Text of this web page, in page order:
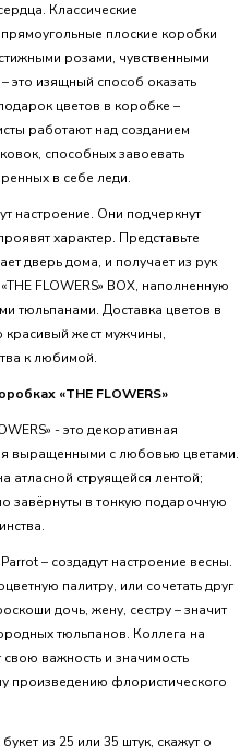
Классические
плоские коробки
розами, чувственными
это изящный способ оказать
цветов в коробке –
работают над созданием
способных завоевать
в себе леди.
настроение. Они подчеркнут
характер. Представьте
дверь дома, и получает из рук
FLOWERS» BOX, наполненную
тюльпанами. Доставка цветов в
красивый жест мужчины,
к любимой.
«THE FLOWERS»
- это декоративная
выращенными с любовью цветами.
атласной струящейся лентой;
завёрнуты в тонкую подарочную
– создадут настроение весны.
палитру, или сочетать друг
дочь, жену, сестру – значит
тюльпанов. Коллега на
важность и значимость
произведению флористического
из 25 или 35 штук, скажут о